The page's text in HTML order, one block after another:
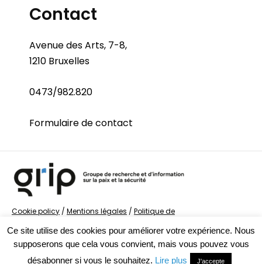
Contact
Avenue des Arts, 7-8,
1210 Bruxelles
0473/982.820
Formulaire de contact
Cookie policy / Mentions légales / Politique de
la Sécurité
Ce site utilise des cookies pour améliorer votre expérience. Nous
supposerons que cela vous convient, mais vous pouvez vous
désabonner si vous le souhaitez. Lire plus J'accepte